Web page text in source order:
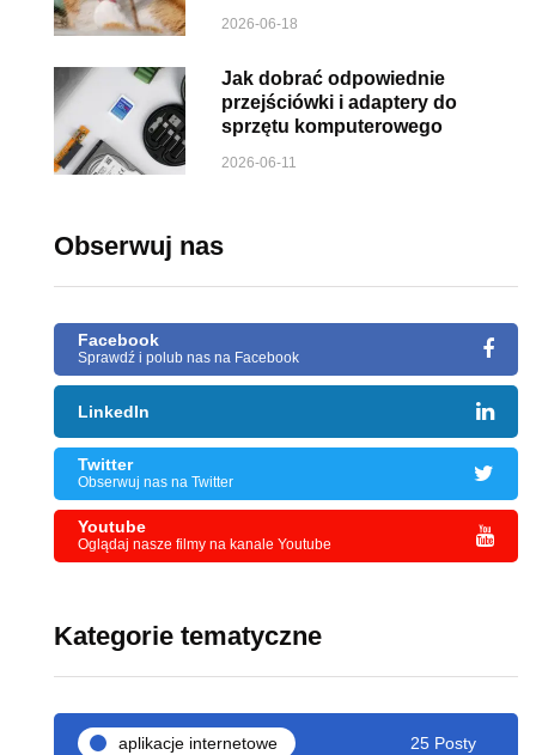
2026-06-18
Jak dobrać odpowiednie
przejściówki i adaptery do
sprzętu komputerowego
2026-06-11
Obserwuj nas
Facebook
Sprawdź i polub nas na Facebook
LinkedIn
Twitter
Obserwuj nas na Twitter
Youtube
Oglądaj nasze filmy na kanale Youtube
Kategorie tematyczne
aplikacje internetowe 25 Posty